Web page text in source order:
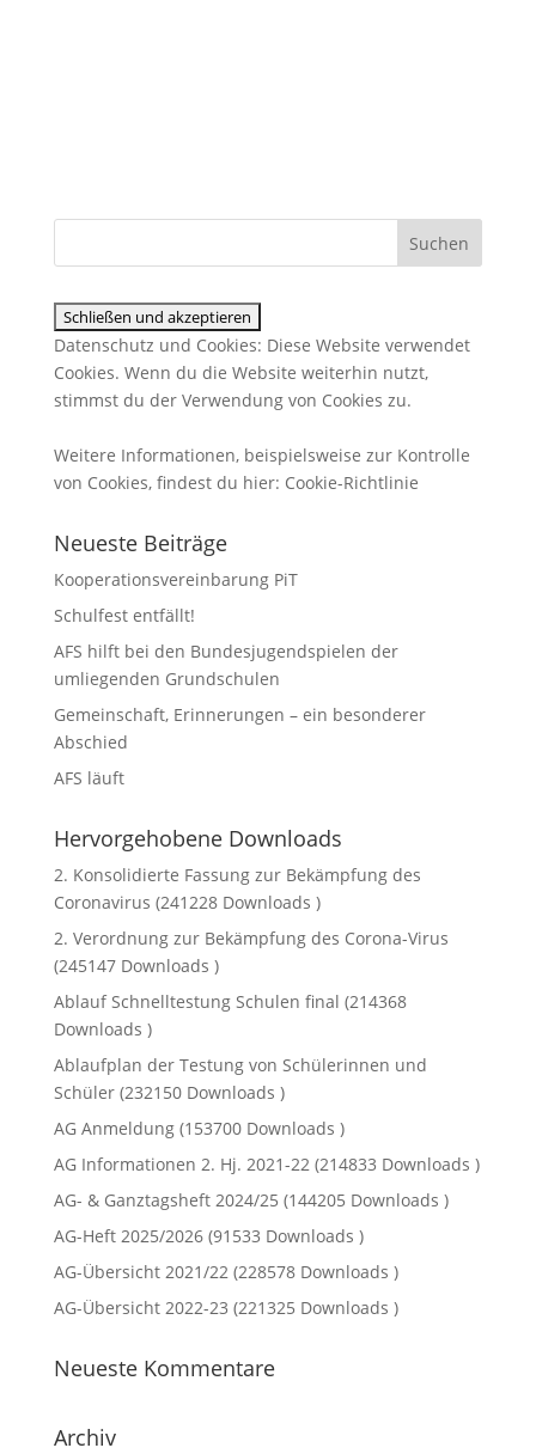
Datenschutz und Cookies: Diese Website verwendet
Cookies. Wenn du die Website weiterhin nutzt,
stimmst du der Verwendung von Cookies zu.
Weitere Informationen, beispielsweise zur Kontrolle
von Cookies, findest du hier: Cookie-Richtlinie
Neueste Beiträge
Kooperationsvereinbarung PiT
Schulfest entfällt!
AFS hilft bei den Bundesjugendspielen der
umliegenden Grundschulen
Gemeinschaft, Erinnerungen – ein besonderer
Abschied
AFS läuft
Hervorgehobene Downloads
2. Konsolidierte Fassung zur Bekämpfung des
Coronavirus (241228 Downloads )
2. Verordnung zur Bekämpfung des Corona-Virus
(245147 Downloads )
Ablauf Schnelltestung Schulen final (214368
Downloads )
Ablaufplan der Testung von Schülerinnen und
Schüler (232150 Downloads )
AG Anmeldung (153700 Downloads )
AG Informationen 2. Hj. 2021-22 (214833 Downloads )
AG- & Ganztagsheft 2024/25 (144205 Downloads )
AG-Heft 2025/2026 (91533 Downloads )
AG-Übersicht 2021/22 (228578 Downloads )
AG-Übersicht 2022-23 (221325 Downloads )
Neueste Kommentare
Archiv